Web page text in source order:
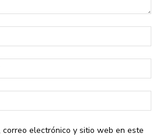
correo electrónico y sitio web en este